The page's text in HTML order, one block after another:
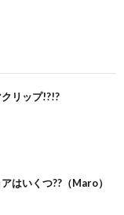
クリップ!?!?
はいくつ??（Maro）